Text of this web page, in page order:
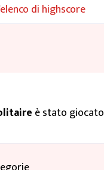
di highscore
è stato